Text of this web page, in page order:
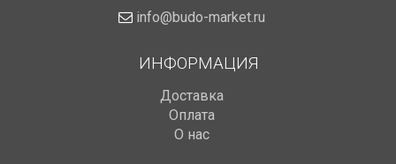
info@budo-market.ru
ИНФОРМАЦИЯ
Доставка
Оплата
О нас